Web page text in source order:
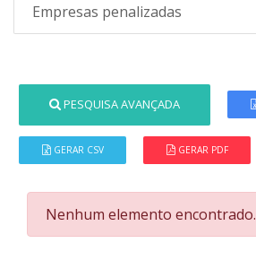
Empresas penalizadas
PESQUISA AVANÇADA
GERAR CSV GERAR PDF
Nenhum elemento encontrado.